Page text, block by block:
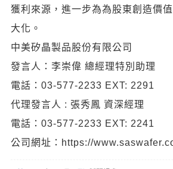
獲利來源，進一步為為股東創造價
大化。
中美矽晶製品股份有限公司
發言人：李崇偉 總經理特別助理
電話：03-577-2233 EXT: 2291
代理發言人 : 張秀鳳 資深經理
電話：03-577-2233 EXT: 2241
公司網址：https://